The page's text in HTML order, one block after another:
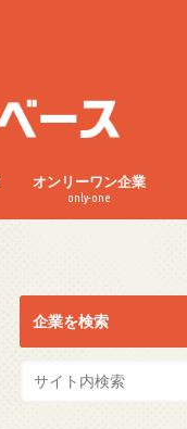
オンリーワン企業
only-one
企業を検索